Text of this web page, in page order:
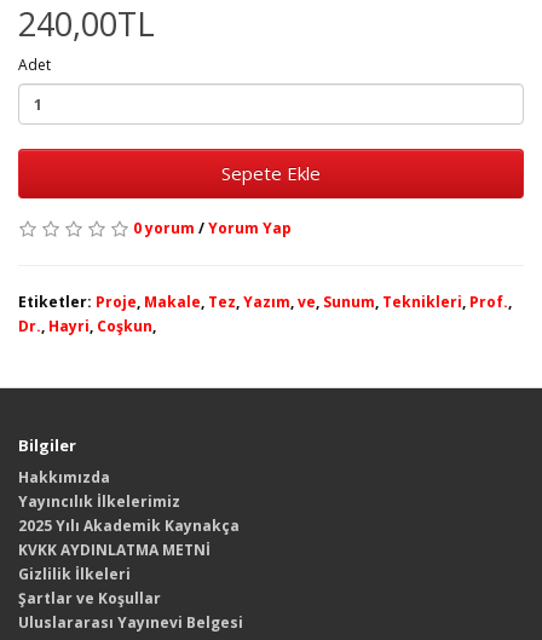
240,00TL
Adet
Sepete Ekle
0 yorum /Yorum Yap
Etiketler: Proje, Makale, Tez,Yazım,ve, Sunum, Teknikleri, Prof.,
Dr., Hayri, Coşkun,
Bilgiler
Hakkımızda
Yayıncılık İlkelerimiz
2025 Yılı Akademik Kaynakça
KVKK AYDINLATMA METNİ
Gizlilik İlkeleri
Şartlar ve Koşullar
Uluslararası Yayınevi Belgesi